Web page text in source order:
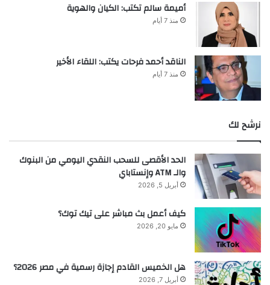
أميمة سالم تكتب: الكيان والهوية
منذ 7 أيام
الناقد أحمد فرحات يكتب: اللقاء الأخير
منذ 7 أيام
نرشح لك
الحد الأقصى للسحب النقدي اليومي من البنوك
والـ ATM وإنستاباي
أبريل 5, 2026
كيف أعمل بث مباشر على تيك توك؟
مايو 20, 2026
هل الخميس القادم إجازة رسمية في مصر 2026؟
أبريل 7, 2026